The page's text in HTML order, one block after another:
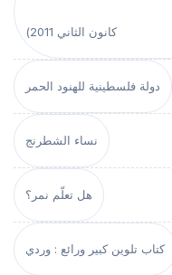
كانون الثاني 2011)
دولة فلسطينية للهنود الحمر
نساء الشطرنج
هل تعلّم نمر؟
كتاب تلوين كبير ورائع : وردي